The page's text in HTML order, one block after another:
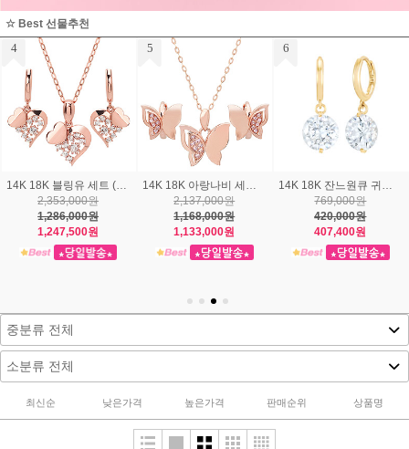
☆ Best 선물추천
7
14K 18K 트와일진주 목걸이
884,000원
483,000원
422,000원
8
14K 18K 레이드써클 팔찌
1,848,000원
1,010,000원
931,200원
9
14K 18K 까미유큐빅링 귀걸이 (소)
613,000원
335,000원
325,000원
최신순 낮은가격 높은가격 판매순위 상품명